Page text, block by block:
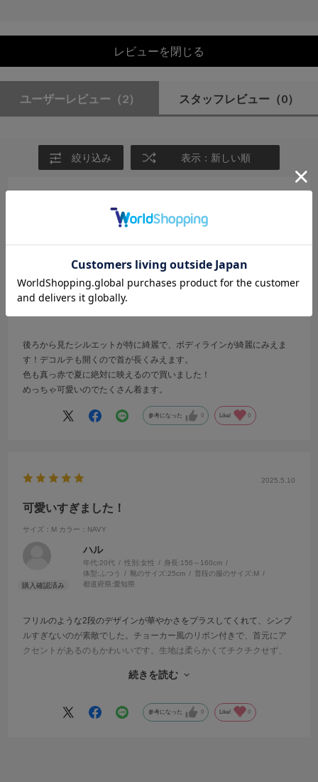
レビューを閉じる
ユーザーレビュー （2） スタッフレビュー （0）
絞り込み 表示：新しい順
ぷりん
後ろから見たシルエットが特に綺麗で、ボディラインが綺麗にみえま
す！デコルテも開くので首が長くみえます。
色も真っ赤で夏に絶対に映えるので買いました！
めっちゃ可愛いのでたくさん着ます。
参考になった 0 Like! 0
2025.5.10
可愛いすぎました！
サイズ：M カラー：NAVY
ハル
年代:20代 性別:女性 身長:156～160cm
体型: ふつう 靴のサイズ:25cm 普段の服のサイズ:M
都道府県:愛知県
フリルのような2段のデザインが華やかさをプラスしてくれて、シンプ
ルすぎないのが素敵でした。チョーカー風のリボン付きで、首元にア
クセントがあるのもかわいいです。生地は柔らかくてチクチクせず、
コーデにもあいます。これからの季節、大活躍してくれそうな1着で
続きを読む
参考になった 0 Like! 0